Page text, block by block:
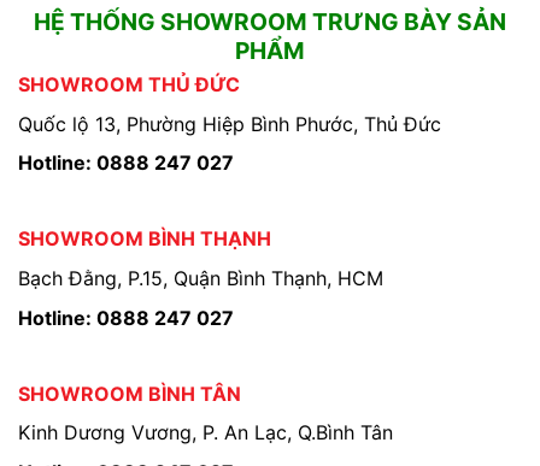
HỆ THỐNG SHOWROOM TRƯNG BÀY SẢN
PHẨM
SHOWROOM THỦ ĐỨC
Quốc lộ 13, Phường Hiệp Bình Phước, Thủ Đức
Hotline: 0888 247 027
SHOWROOM BÌNH THẠNH
Bạch Đằng, P.15, Quận Bình Thạnh, HCM
Hotline: 0888 247 027
SHOWROOM BÌNH TÂN
Kinh Dương Vương, P. An Lạc, Q.Bình Tân